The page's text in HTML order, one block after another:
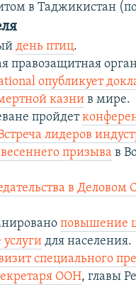
в Таджикистан
день птиц.
правозащитная
опубликует
казни в мире.
пройдет
лидеров
призыва в
в Деловом
повышение
для населения.
специального
ООН, главы